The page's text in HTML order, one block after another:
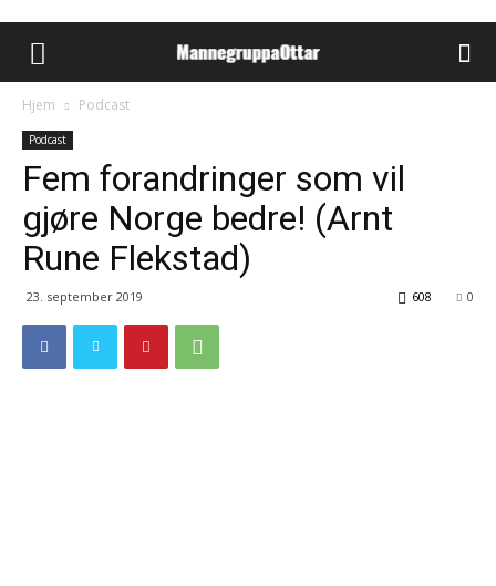
Hjem Podcast
Podcast
Fem forandringer som vil
gjøre Norge bedre! (Arnt
Rune Flekstad)
23. september 2019 0
608